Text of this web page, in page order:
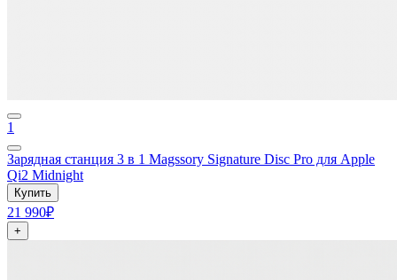
1
Зарядная станция 3 в 1 Magssory Signature Disc Pro для Apple
Qi2 Midnight
Купить
21 990₽
+